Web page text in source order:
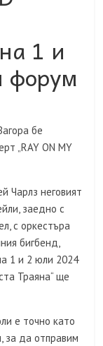
1 и
форум
бе
„RAY ON MY
Чарлз неговият
заедно с
с оркестъра
бигбенд,
1 и 2 юли 2024
Траяна“ ще
е точно като
за да отправим